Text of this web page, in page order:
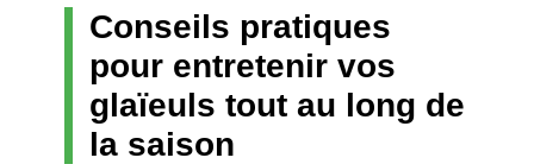
Conseils pratiques
pour entretenir vos
glaïeuls tout au long de
la saison